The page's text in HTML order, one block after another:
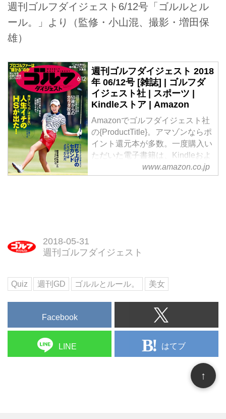
週刊ゴルフダイジェスト6/12号「ゴルルとル
ール。」より（監修・小山混、撮影・増田保
雄）
週刊ゴルフダイジェスト 2018
年 06/12号 [雑誌] | ゴルフダ
イジェスト社 | スポーツ |
Kindleストア | Amazon
Amazonでゴルフダイジェスト社
の{ProductTitle}。アマゾンならポ
イント還元本が多数。一度購入い
ただいた電子書籍は、Kindleおよ
びFire端末、スマートフォンやタ
ブレットなど、様々な端末でもお
www.amazon.co.jp
2018-05-31
週刊ゴルフダイジェスト
Quiz 週刊GD ゴルルとルール。 美女
Facebook
LINE はてブ
↑